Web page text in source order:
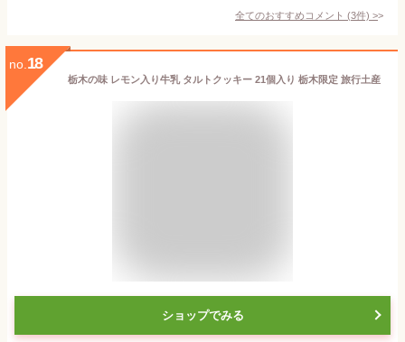
全てのおすすめコメント (3件) >
no. 18
栃木の味 レモン入り牛乳 タルトクッキー 21個入り 栃木限定 旅行土産
ショップでみる